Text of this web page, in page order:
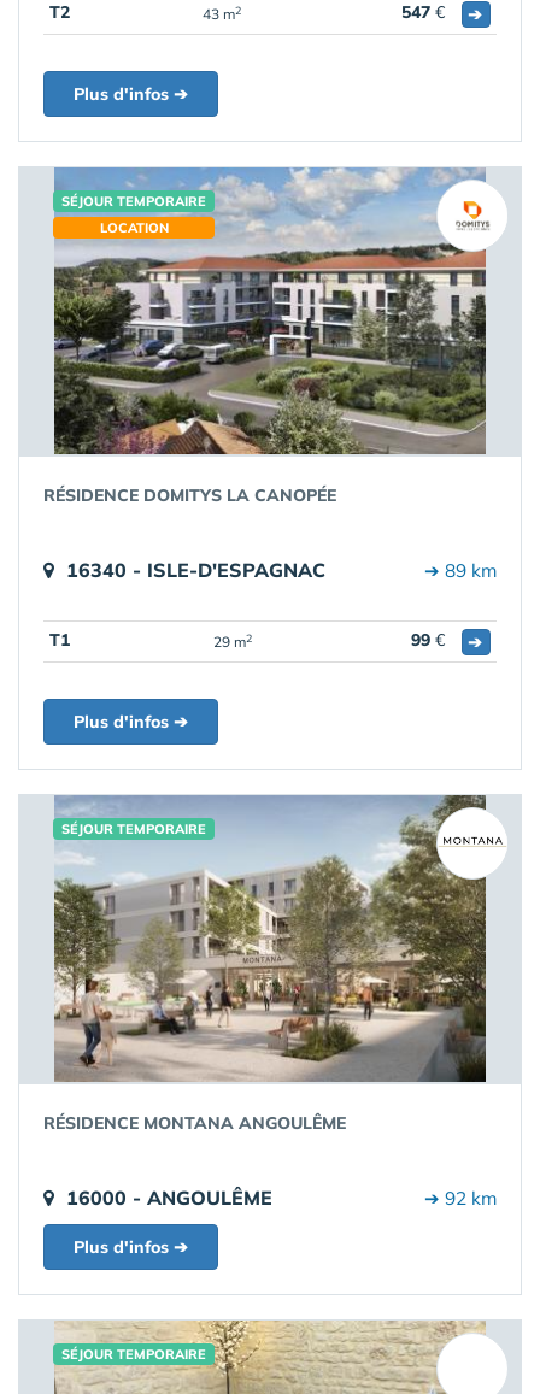
T2 43 m2 547 € ➔
Plus d'infos ➔
SÉJOUR TEMPORAIRE
LOCATION
RÉSIDENCE DOMITYS LA CANOPÉE
16340 - ISLE-D'ESPAGNAC ➔ 89 km
T1 29 m2 99 € ➔
Plus d'infos ➔
SÉJOUR TEMPORAIRE
RÉSIDENCE MONTANA ANGOULÊME
16000 - ANGOULÊME ➔ 92 km
Plus d'infos ➔
SÉJOUR TEMPORAIRE